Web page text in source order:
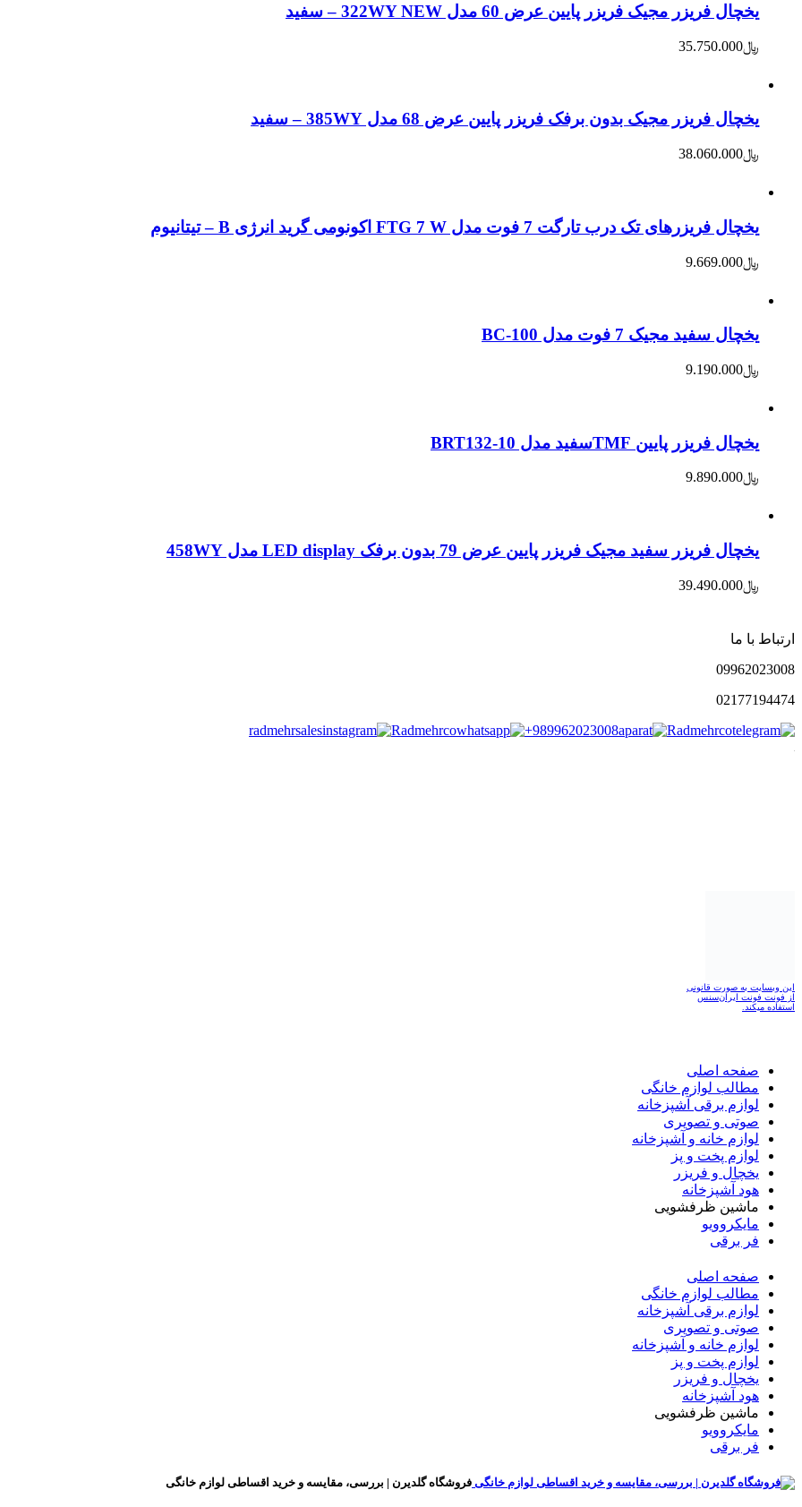
یخچال فریزر مجیک فریزر پایین عرض 60 مدل 322WY NEW – سفید
﷼35.750.000
یخچال فریزر مجیک بدون برفک فریزر پایین عرض 68 مدل 385WY – سفید
﷼38.060.000
یخچال فریزرهای تک درب تارگت 7 فوت مدل FTG 7 W اکونومی گرید انرژی B – تیتانیوم
﷼9.669.000
یخچال سفید مجیک 7 فوت مدل BC-100
﷼9.190.000
یخچال فریزر پایین TMFسفید مدل BRT132-10
﷼9.890.000
یخچال فریزر سفید مجیک فریزر پایین عرض 79 بدون برفک LED display مدل 458WY
﷼39.490.000
ارتباط با ما
09962023008
021 77194474
radmehrsales
Radmehrco +989962023008 Radmehrco
این وبسایت به صورت قانونی
از فونت فونت ایران‌سنس
استفاده میکند.
صفحه اصلی
مطالب لوازم خانگی
لوازم برقی آشپزخانه
صوتی و تصویری
لوازم خانه و آشپزخانه
لوازم پخت و پز
یخچال و فریزر
هود آشپزخانه
ماشین ظرفشویی
مایکروویو
فر برقی
صفحه اصلی
مطالب لوازم خانگی
لوازم برقی آشپزخانه
صوتی و تصویری
لوازم خانه و آشپزخانه
لوازم پخت و پز
یخچال و فریزر
هود آشپزخانه
ماشین ظرفشویی
مایکروویو
فر برقی
فروشگاه گلدیرن | بررسی، مقایسه و خرید اقساطی لوازم خانگی